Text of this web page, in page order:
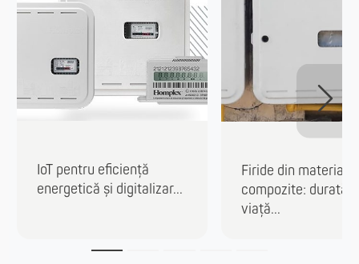
IoT pentru eficiență
energetică și digitalizar...
Firide din materiale
compozite: durată
viață...